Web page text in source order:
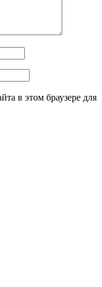
в этом браузере для